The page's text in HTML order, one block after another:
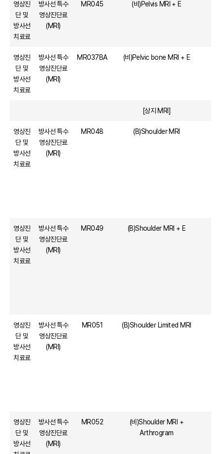
영상진
단 및
방사선
치료료
방사선 특수
영상진단료
(MRI)
MR045 (비)Pelvis MRI + E
영상진
단 및
방사선
치료료
방사선 특수
영상진단료
(MRI)
MR037BA (비)Pelvic bone MRI + E
[상지 MRI]
영상진
단 및
방사선
치료료
방사선 특수
영상진단료
(MRI)
MR048 (B)Shoulder MRI
영상진
단 및
방사선
치료료
방사선 특수
영상진단료
(MRI)
MR049 (B)Shoulder MRI + E
영상진
단 및
방사선
치료료
방사선 특수
영상진단료
(MRI)
MR051 (B)Shoulder Limited MRI
영상진
단 및
방사선
방사선 특수
영상진단료
(MRI)
MR052
(비)Shoulder MRI +
Arthrogram